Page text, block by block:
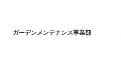
ガーデンメンテナンス事業部